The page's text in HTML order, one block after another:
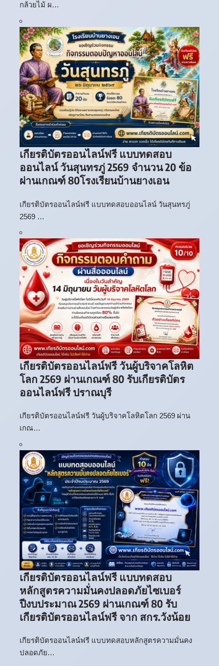
กล้วยไม้ ผ…
เกียรติบัตรออนไลน์ฟรี แบบทดสอบ
ออนไลน์ วันสุนทรภู่ 2569 จำนวน 20 ข้อ
ผ่านเกณฑ์ 80โรงเรียนบ้านยางเอน
เกียรติบัตรออนไลน์ฟรี แบบทดสอบออนไลน์ วันสุนทรภู่
2569 …
เกียรติบัตรออนไลน์ฟรี วันผู้บริจาคโลหิต
โลก 2569 ผ่านเกณฑ์ 80 รับเกียรติบัตร
ออนไลน์ฟรี ปราณบุรี
เกียรติบัตรออนไลน์ฟรี วันผู้บริจาคโลหิตโลก 2569 ผ่าน
เกณ…
เกียรติบัตรออนไลน์ฟรี แบบทดสอบ
หลักสูตรความมั่นคงปลอดภัยไซเบอร์
ปีงบประมาณ 2569 ผ่านเกณฑ์ 80 รับ
เกียรติบัตรออนไลน์ฟรี จาก สกร.วังน้อย
เกียรติบัตรออนไลน์ฟรี แบบทดสอบหลักสูตรความมั่นคง
ปลอดภัย…